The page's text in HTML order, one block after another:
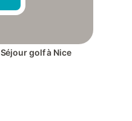
Séjour golf à Nice